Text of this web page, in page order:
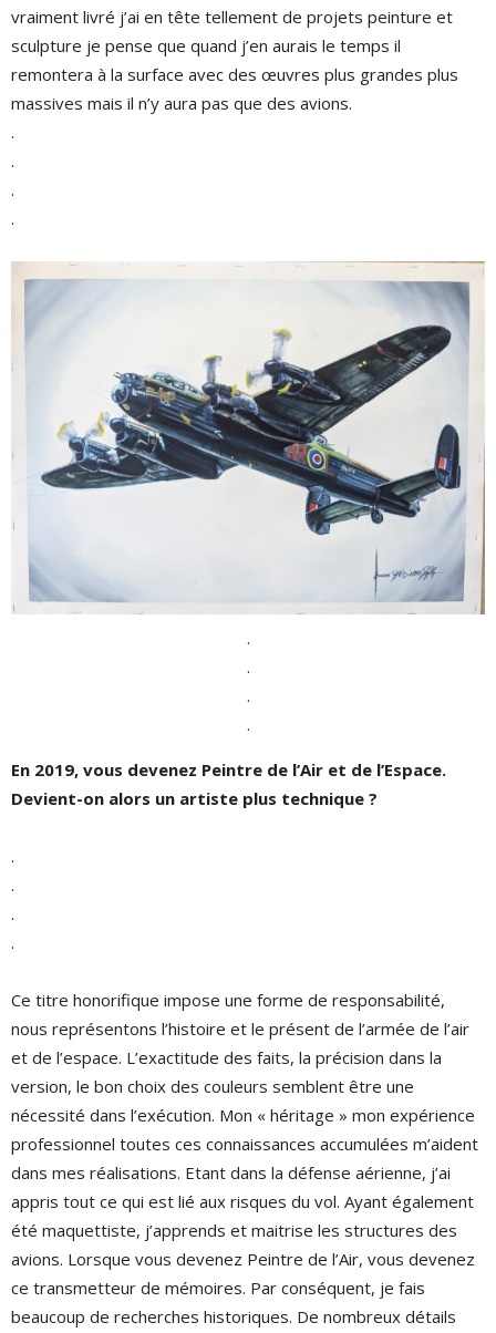
vraiment livré j’ai en tête tellement de projets peinture et
sculpture je pense que quand j’en aurais le temps il
remontera à la surface avec des œuvres plus grandes plus
massives mais il n’y aura pas que des avions.
.
.
.
.
.
.
.
.
En 2019, vous devenez Peintre de l’Air et de l’Espace.
Devient-on alors un artiste plus technique ?
.
.
.
.
Ce titre honorifique impose une forme de responsabilité,
nous représentons l’histoire et le présent de l’armée de l’air
et de l’espace. L’exactitude des faits, la précision dans la
version, le bon choix des couleurs semblent être une
nécessité dans l’exécution. Mon « héritage » mon expérience
professionnel toutes ces connaissances accumulées m’aident
dans mes réalisations. Etant dans la défense aérienne, j’ai
appris tout ce qui est lié aux risques du vol. Ayant également
été maquettiste, j’apprends et maitrise les structures des
avions. Lorsque vous devenez Peintre de l’Air, vous devenez
ce transmetteur de mémoires. Par conséquent, je fais
beaucoup de recherches historiques. De nombreux détails